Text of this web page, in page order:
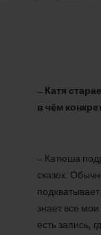
– Катя
в чём
– Катюша
сказок.
знает все
есть запись,